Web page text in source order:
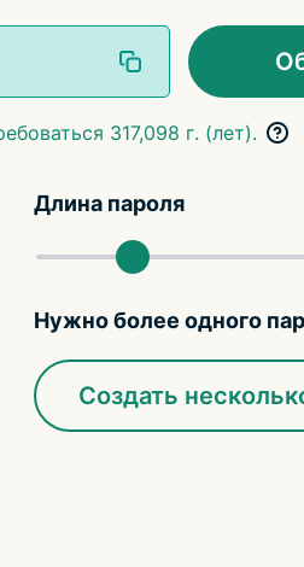
317,098 г. (лет).
Длина пароля
Нужно более одного
Создать